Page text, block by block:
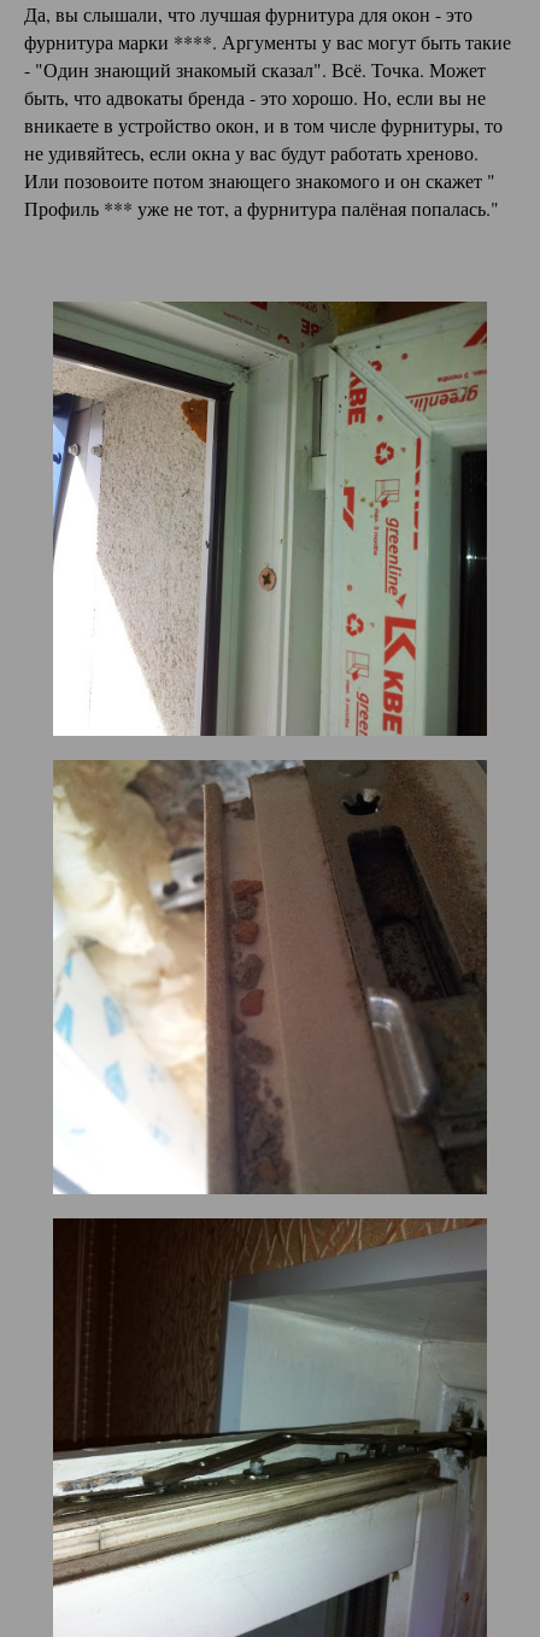
Да, вы слышали, что лучшая фурнитура для окон - это
фурнитура марки ****. Аргументы у вас могут быть такие
- "Один знающий знакомый сказал". Всё. Точка. Может
быть, что адвокаты бренда - это хорошо. Но, если вы не
вникаете в устройство окон, и в том числе фурнитуры, то
не удивяйтесь, если окна у вас будут работать хреново.
Или позовоите потом знающего знакомого и он скажет "
Профиль *** уже не тот, а фурнитура палёная попалась."